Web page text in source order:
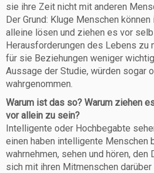
sie ihre Zeit nicht mit anderen
Der Grund: Kluge Menschen
alleine lösen und ziehen es vor
Herausforderungen des Lebens zu
für sie Beziehungen weniger
Aussage der Studie, würden sogar
wahrgenommen.
Warum ist das so? Warum ziehen
vor allein zu sein?
Intelligente oder Hochbegabte
einen haben intelligente Menschen
wahrnehmen, sehen und hören, den
sich mit ihren Mitmenschen